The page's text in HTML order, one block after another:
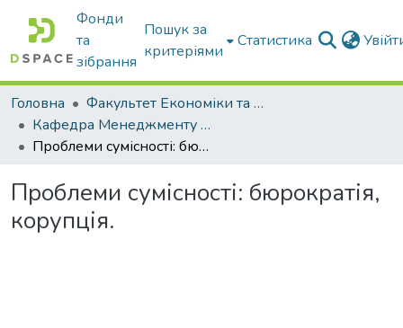
Фонди
та
зібрання
Пошук за
критеріями
Статистика
Головна
Факультет Економіки та бізнесу
Кафедра Менеджменту та публічного адміністрування
Проблеми сумісності: бюрократія, корупція.
Проблеми сумісності: бюрократія,
корупція.